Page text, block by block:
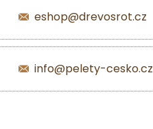
eshop@drevosrot.cz
info@pelety-cesko.cz